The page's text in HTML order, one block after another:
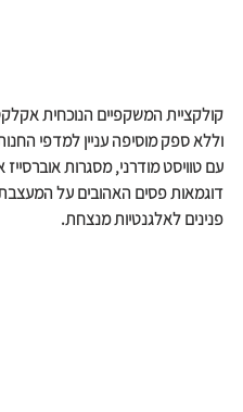
קולקציית המשקפיים הנוכחית
וללא ספק מוסיפה עניין למדפי
עם טוויסט מודרני, מסגרות אוברסייז
דוגמאות פסים האהובים על המעצבת
פנינים לאלגנטיות מנצחת.